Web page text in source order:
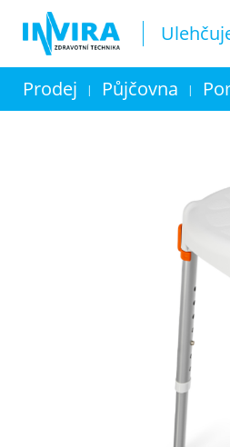
Prodej | Půjčovna |